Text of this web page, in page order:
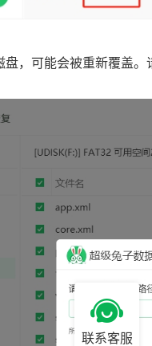
，可能会被重新覆盖
联系客服